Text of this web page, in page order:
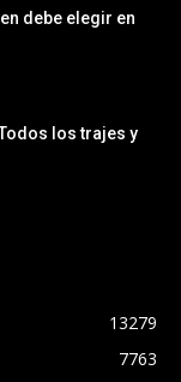
debe elegir en
los trajes y
13279
7763